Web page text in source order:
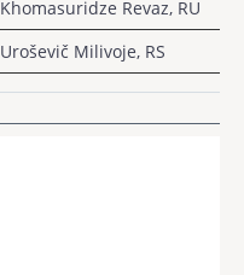
Khomasuridze Revaz, RU
Uroševič Milivoje, RS